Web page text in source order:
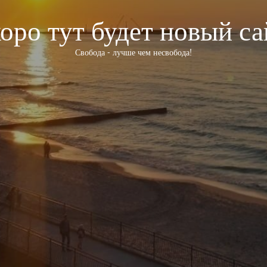
тут будет новый
Свобода - лучше чем несвобода!